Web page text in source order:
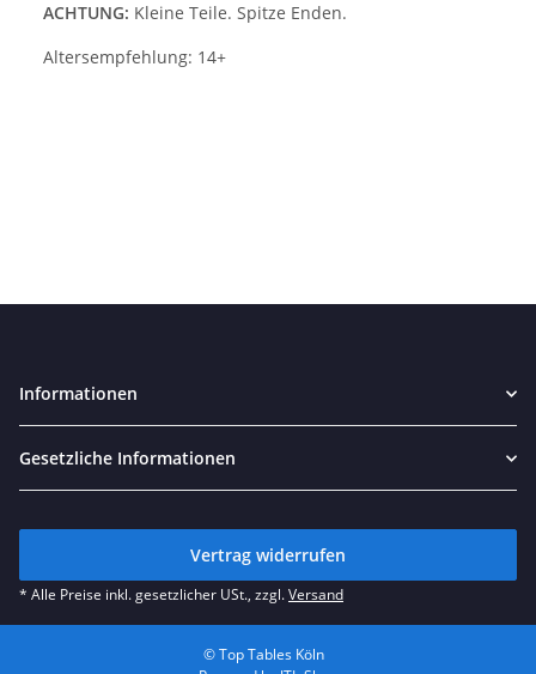
ACHTUNG: Kleine Teile. Spitze Enden.
Altersempfehlung: 14+
Informationen
Gesetzliche Informationen
Vertrag widerrufen
* Alle Preise inkl. gesetzlicher USt., zzgl.Versand
© Top Tables Köln